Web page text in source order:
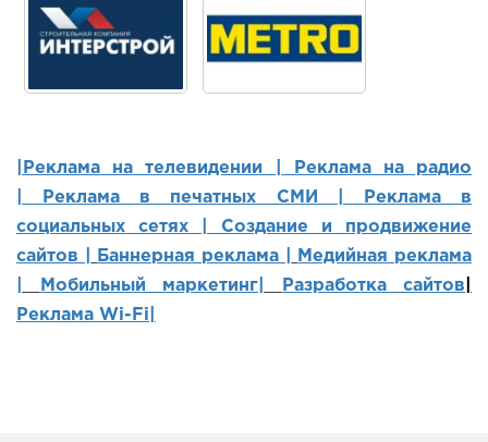
|Реклама на телевидении |
Реклама на радио
Реклама в печатных СМИ |
Реклама в
социальных сетях | Создание и продвижение
сайтов
Баннерная реклама |
Медийная реклама
Мобильный маркетинг Разработка сайтов
Реклама Wi-Fi|